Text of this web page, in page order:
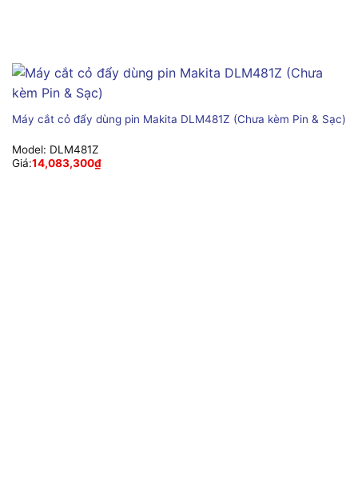
Máy cắt cỏ đẩy dùng pin Makita DLM481Z (Chưa kèm Pin & Sạc)
Model: DLM481Z
Giá:14,083,300₫